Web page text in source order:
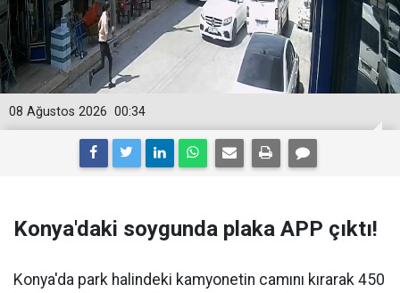
00:34
08 Ağustos 2026
Konya'daki soygunda plaka APP çıktı!
Konya'da park halindeki kamyonetin camını kırarak 450